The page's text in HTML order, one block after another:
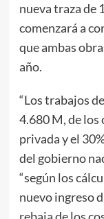
nueva traza de
comenzará a
que ambas
año.
“Los trabajos
4.680 M, de los
privada y el
del gobierno
“según los
nuevo ingreso